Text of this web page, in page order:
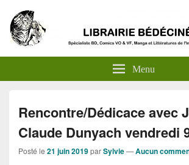
Menu
Rencontre/Dédicace avec
Claude Dunyach vendredi
Posté le 21 juin 2019parSylvie—Aucun